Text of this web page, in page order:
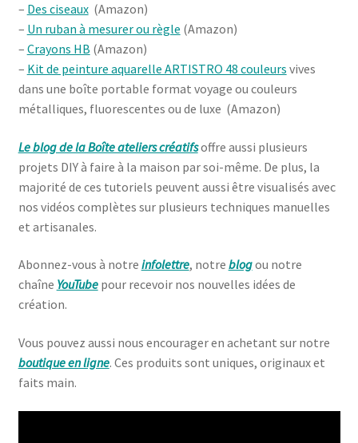
– Des ciseaux(Amazon)
– Un ruban à mesurer ou règle (Amazon)
– Crayons HB (Amazon)
– Kit de peinture aquarelle ARTISTRO 48 couleurs vives
dans une boîte portable format voyage ou couleurs
métalliques, fluorescentes ou de luxe (Amazon)
Le blog de la Boîte ateliers créatifsoffre aussi plusieurs
projets DIY à faire à la maison par soi-même. De plus, la
majorité de ces tutoriels peuvent aussi être visualisés avec
nos vidéos complètes sur plusieurs techniques manuelles
et artisanales.
Abonnez-vous à notre infolettre, notre blogou notre
chaîne YouTubepour recevoir nos nouvelles idées de
création.
Vous pouvez aussi nous encourager en achetant sur notre
boutique en ligne. Ces produits sont uniques, originaux et
faits main.